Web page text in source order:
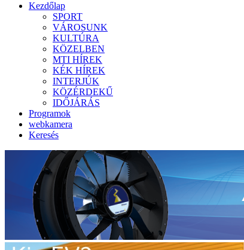
Kezdőlap
SPORT
VÁROSUNK
KULTÚRA
KÖZELBEN
MTI HÍREK
KÉK HÍREK
INTERJÚK
KÖZÉRDEKŰ
IDŐJÁRÁS
Programok
webkamera
Keresés